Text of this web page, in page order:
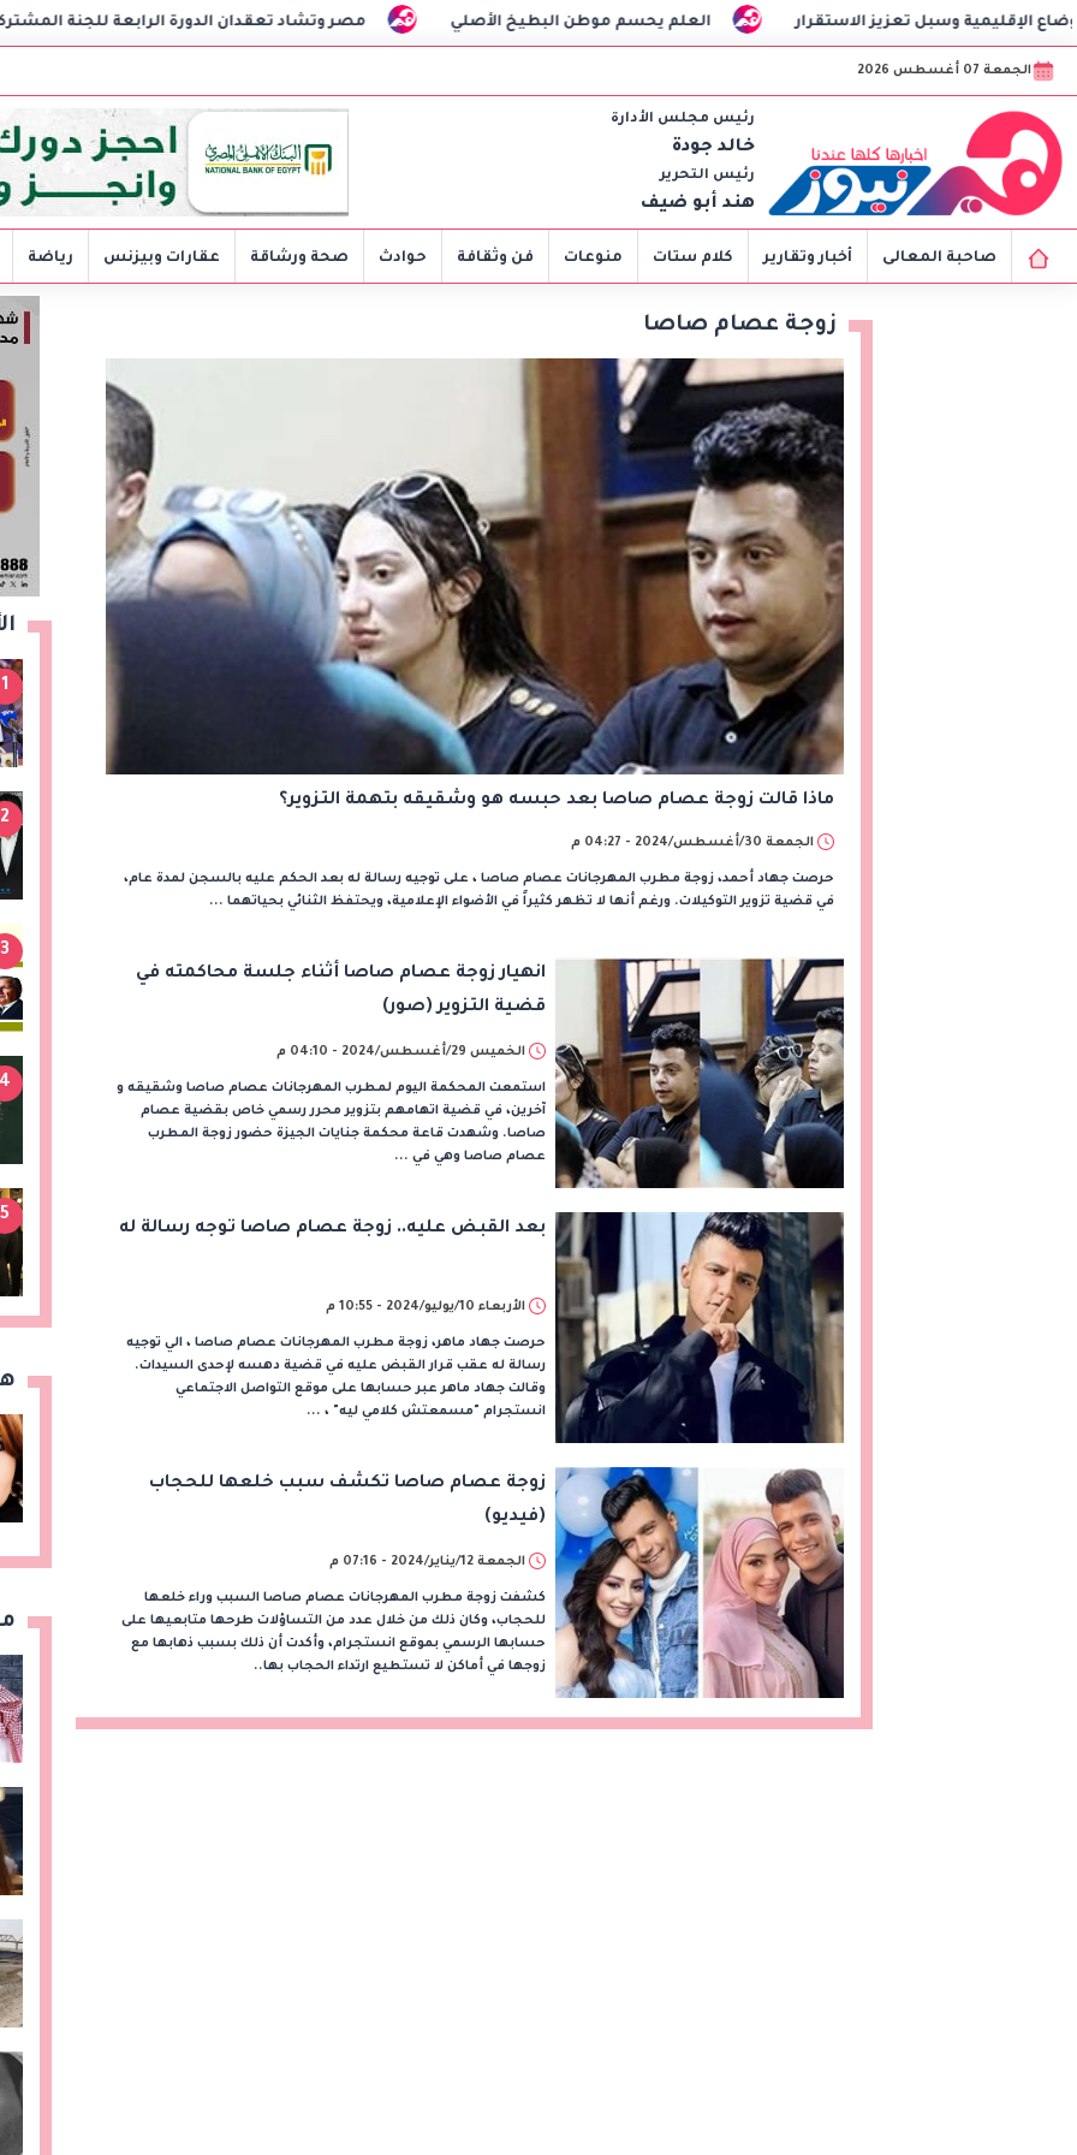
مصر وتشاد تعقدان الدورة الرابعة للجنة المشتركة وتوقعان مذكرات العلم يحسم موطن البطيخ الأصلي الاستقرار
الجمعة 07 أغسطس 2026
رئيس مجلس الأدارة
خالد جودة
رئيس التحرير
هند أبو ضيف
صاحبة المعالى أخبار وتقارير كلام ستات منوعات فن وثقافة حوادث صحة ورشاقة عقارات وبيزنس رياضة
زوجة عصام صاصا
ماذا قالت زوجة عصام صاصا بعد حبسه هو وشقيقه بتهمة التزوير؟
الجمعة 30/أغسطس/2024 - 04:27 م
حرصت جهاد أحمد، زوجة مطرب المهرجانات عصام صاصا ، على توجيه رسالة له بعد الحكم عليه بالسجن لمدة عام،
في قضية تزوير التوكيلات. ورغم أنها لا تظهر كثيراً في الأضواء الإعلامية، ويحتفظ الثنائي بحياتهما ...
انهيار زوجة عصام صاصا أثناء جلسة محاكمته في
قضية التزوير (صور)
الخميس 29/أغسطس/2024 - 04:10 م
استمعت المحكمة اليوم لمطرب المهرجانات عصام صاصا وشقيقه و
آخرين، في قضية اتهامهم بتزوير محرر رسمي خاص بقضية عصام
صاصا. وشهدت قاعة محكمة جنايات الجيزة حضور زوجة المطرب
عصام صاصا وهي في ...
بعد القبض عليه.. زوجة عصام صاصا توجه رسالة له
الأربعاء 10/يوليو/2024 - 10:55 م
حرصت جهاد ماهر، زوجة مطرب المهرجانات عصام صاصا ، الي توجيه
رسالة له عقب قرار القبض عليه في قضية دهسه لإحدى السيدات.
وقالت جهاد ماهر عبر حسابها على موقع التواصل الاجتماعي
انستجرام "مسمعتش كلامي ليه" ، ...
زوجة عصام صاصا تكشف سبب خلعها للحجاب
(فيديو)
الجمعة 12/يناير/2024 - 07:16 م
كشفت زوجة مطرب المهرجانات عصام صاصا السبب وراء خلعها
للحجاب، وكان ذلك من خلال عدد من التساؤلات طرحها متابعيها على
حسابها الرسمي بموقع انستجرام، وأكدت أن ذلك بسبب ذهابها مع
زوجها في أماكن لا تستطيع ارتداء الحجاب بها..
1
2
3
4
5